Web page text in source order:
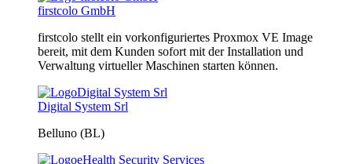
firstcolo GmbH
firstcolo stellt ein vorkonfiguriertes Proxmox VE Image
bereit, mit dem Kunden sofort mit der Installation und
Verwaltung virtueller Maschinen starten können.
Digital System Srl
Belluno (BL)